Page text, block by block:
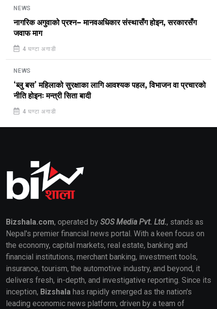
NEWS
नागरिक अगुवाको प्रश्न– मानवअधिकार संस्थासँग होइन, सरकारसँग
जवाफ माग
4 घण्टा अगाडी
NEWS
‘ब्लु बस’ महिलाको सुरक्षाका लागि आवश्यक पहल, विभाजन वा प्रचारको
नीति होइनः मन्त्री सिता बादी
4 घण्टा अगाडी
Bizshala.com, operated by SOS Media Pvt. Ltd., stands as
Nepal's premier financial news portal. With a keen focus on
the economy, capital markets, real estate, banking and
financial institutions, merchant banking, investment tools,
insurance, tourism, the automotive industry, and beyond, it
delivers fresh, in-depth, and investigative reporting. Since its
inception, Bizshala has rapidly emerged as the nation's
leading economic news platform, driven by a team of